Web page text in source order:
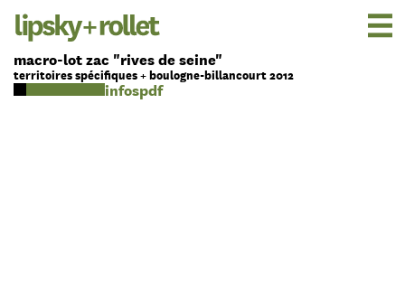
macro-lot zac "rives de seine"
territoires spécifiques + boulogne-billancourt 2012
pdf